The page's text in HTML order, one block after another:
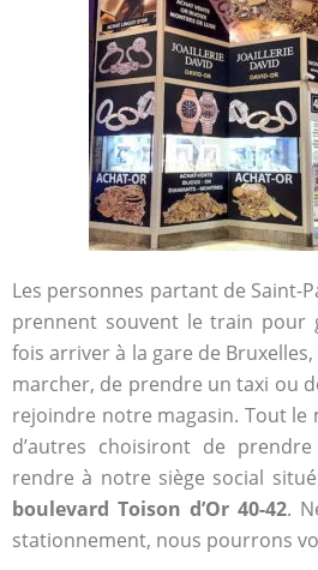
Les personnes partant de Saint-
prennent souvent le train pour
fois arriver à la gare de
marcher, de prendre un taxi ou
rejoindre notre magasin. Tout le
d’autres choisiront de
rendre à notre siège social
boulevard Toison d’Or 40-42.
stationnement, nous pourrons